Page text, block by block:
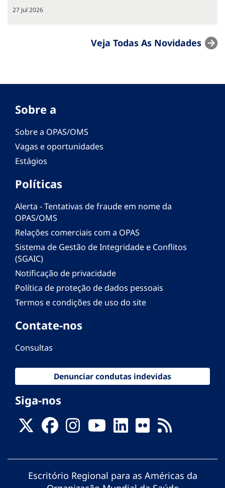
27 Jul 2026
Veja Todas As Novidades
Sobre a
Sobre a OPAS/OMS
Vagas e oportunidades
Estágios
Políticas
Alerta - Tentativas de fraude em nome da
OPAS/OMS
Relações comerciais com a OPAS
Sistema de Gestão de Integridade e Conflitos
(SGAIC)
Notificação de privacidade
Política de proteção de dados pessoais
Termos e condições de uso do site
Contate-nos
Consultas
Denunciar condutas indevidas
Siga-nos
Escritório Regional para as Américas da